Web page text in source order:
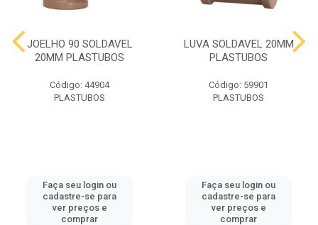
JOELHO 90 SOLDAVEL
20MM PLASTUBOS
Código: 44904
PLASTUBOS
Faça seu login ou
cadastre-se para
ver preços e
comprar
LUVA SOLDAVEL 20MM
PLASTUBOS
Código: 59901
PLASTUBOS
Faça seu login ou
cadastre-se para
ver preços e
comprar